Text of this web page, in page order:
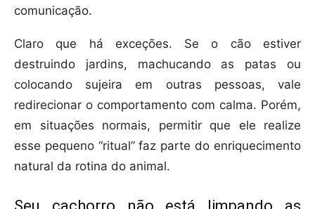
comunicação.
Claro que há exceções. Se o cão estiver
destruindo jardins, machucando as patas ou
colocando sujeira em outras pessoas, vale
redirecionar o comportamento com calma. Porém,
em situações normais, permitir que ele realize
esse pequeno “ritual” faz parte do enriquecimento
natural da rotina do animal.